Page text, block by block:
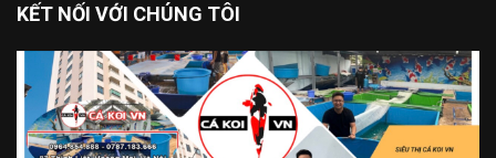
KẾT NỐI VỚI CHÚNG TÔI